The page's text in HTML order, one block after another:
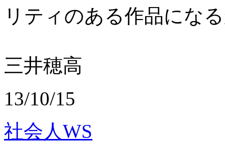
リティのある作品にな
三井穂高
13/10/15
社会人WS